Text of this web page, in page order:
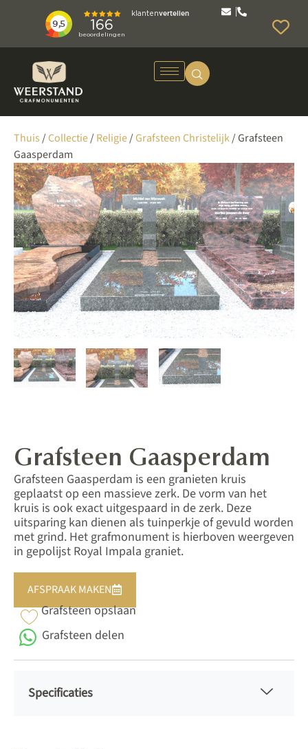
Thuis/Collectie/Religie/Grafsteen Christelijk/ Grafsteen
Gaasperdam
Grafsteen Gaasperdam
Grafsteen Gaasperdam is een granieten kruis
geplaatst op een massieve zerk. De vorm van het
kruis is ook exact uitgespaard in de zerk. Deze
uitsparing kan dienen als tuinperkje of gevuld worden
met grind. Het grafmonument is hierboven weergeven
in gepolijst Royal Impala graniet.
AFSPRAAK MAKEN
Grafsteen opslaan
Grafsteen delen
Specificaties